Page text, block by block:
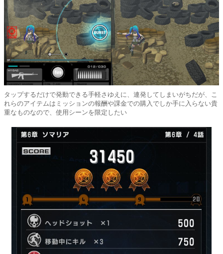
タップするだけで発動できる手軽さゆえに、連発してしまいがちだが、こ
れらのアイテムはミッションの報酬や課金での購入でしか手に入らない貴
重なものなので、使用シーンを限定したい